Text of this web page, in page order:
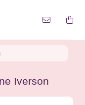
Iverson